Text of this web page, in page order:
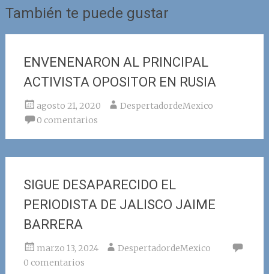
También te puede gustar
ENVENENARON AL PRINCIPAL
ACTIVISTA OPOSITOR EN RUSIA
agosto 21, 2020
DespertadordeMexico
0 comentarios
SIGUE DESAPARECIDO EL
PERIODISTA DE JALISCO JAIME
BARRERA
marzo 13, 2024
DespertadordeMexico
0 comentarios